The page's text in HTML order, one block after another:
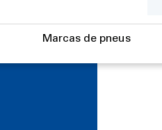
Marcas de pneus